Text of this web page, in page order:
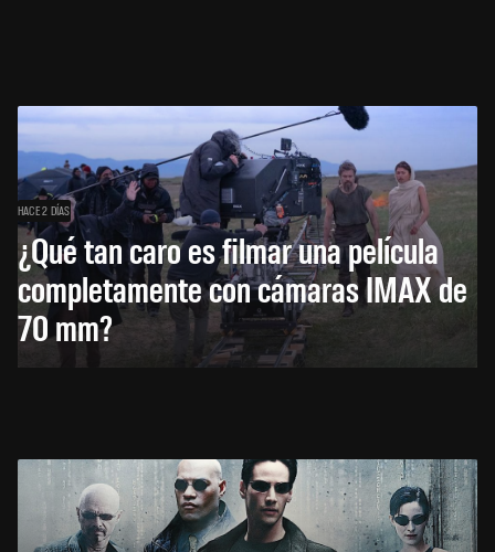
HACE 2 DÍAS
¿Qué tan caro es filmar una película
completamente con cámaras IMAX de
70 mm?